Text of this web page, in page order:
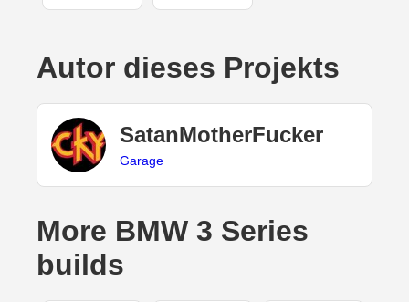
Autor dieses Projekts
SatanMotherFucker
Garage
More BMW 3 Series
builds